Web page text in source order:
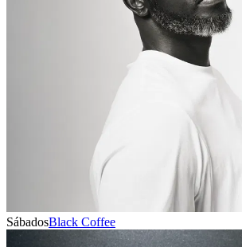
SábadosBlack Coffee